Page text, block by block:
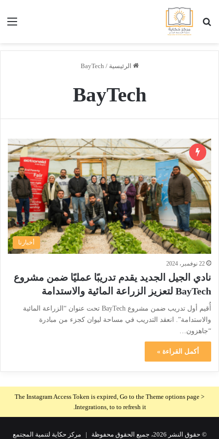
بحث عن
الرئيسية /
BayTech
BayTech
أخبارنا
22 نوفمبر، 2024
نادي الجيل الجديد يقدم تدريبًا عمليًا ضمن مشروع
BayTech لتعزيز الزراعة المائية والاستدامة
أُقيم أول تدريب ضمن مشروع BayTech تحت عنوان “الزراعة المائية
والاستدامة”. انعقد التدريب في مساحة ليوان كجزء من مبادرة
“جاهزون…
أكمل القراءة »
The Instagram Access Token is expired, Go to the Theme options page >
Integrations, to to refresh it.
© حقوق النشر 2026، جميع الحقوق محفوظة | مركز حكاية لتنمية المجتمع